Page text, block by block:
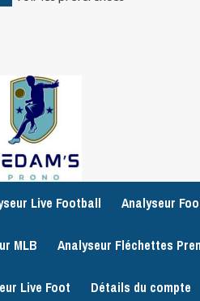
Live Football Analyseur
MLB Analyseur Fléchettes
Live Foot Détails du compte